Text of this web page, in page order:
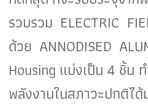
รวบรวม ELECTRIC
ด้วย ANNODISED
Housing แบ่งเป็น 4 ชิ้น
พลังงานในสภาวะปกติได้